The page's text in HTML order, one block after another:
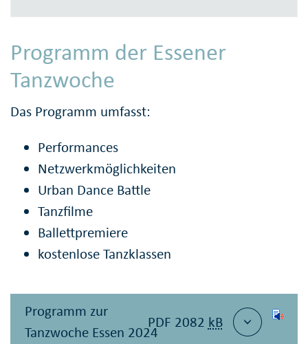
Programm der Essener
Tanzwoche
Das Programm umfasst:
Performances
Netzwerkmöglichkeiten
Urban Dance Battle
Tanzfilme
Ballettpremiere
kostenlose Tanzklassen
Programm zur
Tanzwoche Essen 2024
PDF 2082 kB